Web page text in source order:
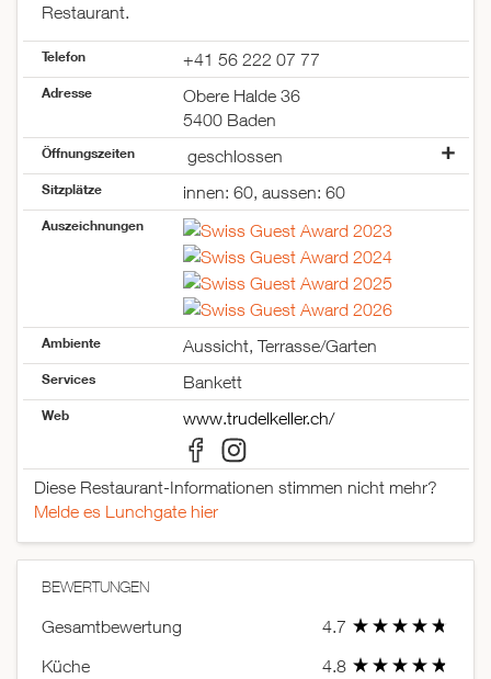
Restaurant.
Telefon +41 56 222 07 77
Adresse
Obere Halde 36
5400 Baden
Öffnungszeiten
geschlossen
Montag
Mittwoch
Sonntag
geschlossen
18:00–23:30
18:00–23:30
18:00–23:30
18:00–23:30
18:00–23:30
geschlossen
Sitzplätze innen: 60, aussen: 60
Auszeichnungen
Ambiente Aussicht, Terrasse/Garten
Services Bankett
Web www.trudelkeller.ch/
Diese Restaurant-Informationen stimmen nicht mehr?
Melde es Lunchgate hier
BEWERTUNGEN
Gesamtbewertung
4.7
Küche
4.8